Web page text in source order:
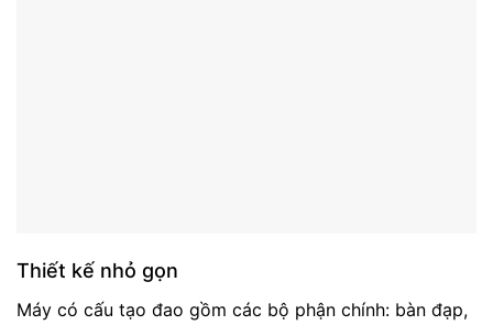
Thiết kế nhỏ gọn
Máy có cấu tạo đao gồm các bộ phận chính: bàn đạp,